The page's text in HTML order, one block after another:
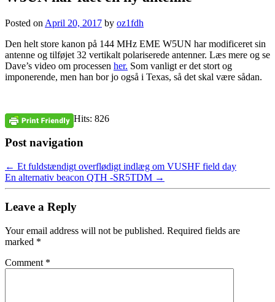
Posted on April 20, 2017 by oz1fdh
Den helt store kanon på 144 MHz EME W5UN har modificeret sin
antenne og tilføjet 32 vertikalt polariserede antenner. Læs mere og se
Dave’s video om processen her. Som vanligt er det stort og
imponerende, men han bor jo også i Texas, så det skal være sådan.
Hits: 826
Post navigation
← Et fuldstændigt overflødigt indlæg om VUSHF field day
En alternativ beacon QTH -SR5TDM →
Leave a Reply
Your email address will not be published. Required fields are
marked *
Comment *